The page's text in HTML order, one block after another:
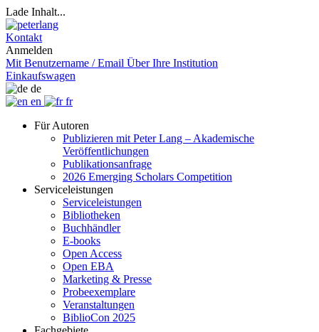
Lade Inhalt...
Kontakt
Anmelden
Mit Benutzername / Email Über Ihre Institution
Einkaufswagen
de
en
fr
Für Autoren
Publizieren mit Peter Lang – Akademische
Veröffentlichungen
Publikationsanfrage
2026 Emerging Scholars Competition
Serviceleistungen
Serviceleistungen
Bibliotheken
Buchhändler
E-books
Open Access
Open EBA
Marketing & Presse
Probeexemplare
Veranstaltungen
BiblioCon 2025